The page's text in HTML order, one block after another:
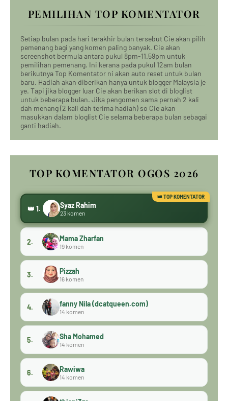
PEMILIHAN TOP KOMENTATOR
Setiap bulan pada hari terakhir bulan tersebut Cie akan pilih
pemenang bagi yang komen paling banyak. Cie akan
screenshot bermula antara pukul 8pm-11.59pm untuk
pemilihan pemenang. Ini kerana pada pukul 12am bulan
berikutnya Top Komentator ni akan auto reset untuk bulan
baru. Hadiah akan diberikan hanya untuk blogger Malaysia je
ye. Tapi jika blogger luar Cie akan berikan slot di bloglist
untuk beberapa bulan. Jika pengomen sama pernah 2 kali
dah menang (2 kali dah terima hadiah) so Cie akan
masukkan dalam bloglist Cie selama beberapa bulan sebagai
ganti hadiah.
TOP KOMENTATOR OGOS 2026
👑 1. Syaz Rahim
23 komen
2. Mama Zharfan
19 komen
3. Pizzah
16 komen
4. fanny Nila (dcatqueen.com)
14 komen
5. Sha Mohamed
14 komen
6. Rawiwa
14 komen